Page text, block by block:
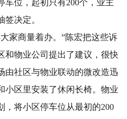
车位，起初只有200个，业主
决定。
商量着办。”陈宏把这些诉
和物业公司提出了建议，很快
由社区与物业联动的微改造迅
小区里安装了休闲长椅。物业
，将小区停车位从最初的200